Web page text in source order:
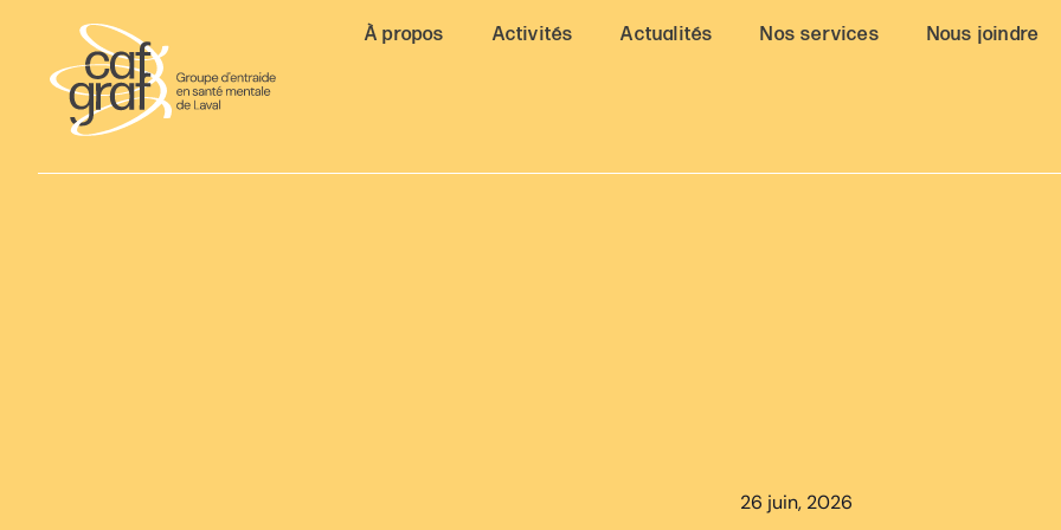
À propos Activités Actualités Nos services Nous joindre
26 juin, 2026